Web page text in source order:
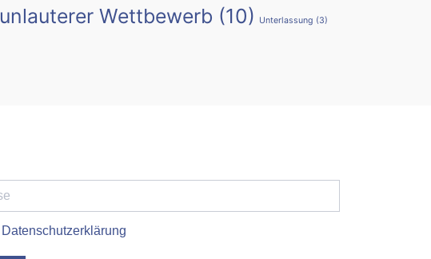
unlauterer Wettbewerb (10) Unterlassung (3)
Datenschutzerklärung